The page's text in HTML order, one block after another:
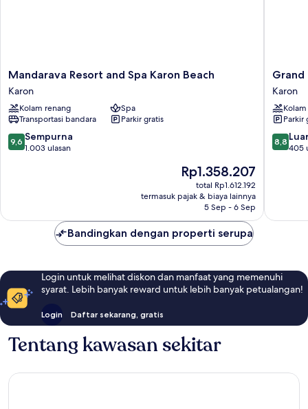
Mandarava
Resort
and
Spa
Karon
Beach
Karon
Mandarava Resort and Spa Karon Beach
Karon
Kolam renang
Spa
Transportasi bandara
Parkir gratis
9.6
dari
9,6 Sempurna
1.003 ulasan
Harga
sekarang
Rp1.358.207
Rp1.358.207
total Rp1.612.192
termasuk pajak & biaya lainnya
5 Sep - 6 Sep
Grand
Kata
VIP
-
Kata
Beach
Karon
Grand
Karon
Parkir
8.8
dari
8,8
405
Bandingkan dengan properti serupa
Login untuk melihat diskon dan manfaat yang memenuhi
syarat. Lebih banyak reward untuk lebih banyak petualangan!
Login Daftar sekarang, gratis
Tentang kawasan sekitar